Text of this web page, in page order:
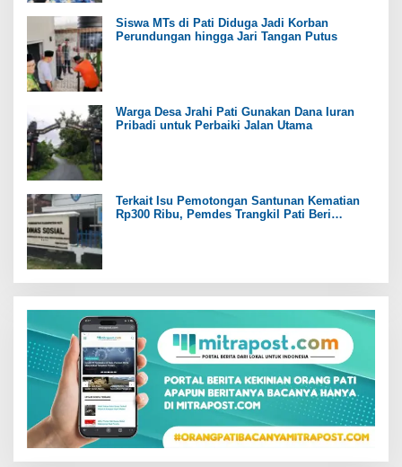
Siswa MTs di Pati Diduga Jadi Korban
Perundungan hingga Jari Tangan Putus
Warga Desa Jrahi Pati Gunakan Dana Iuran
Pribadi untuk Perbaiki Jalan Utama
Terkait Isu Pemotongan Santunan Kematian
Rp300 Ribu, Pemdes Trangkil Pati Beri